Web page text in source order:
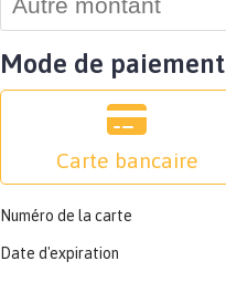
Mode de paiement
Carte bancaire
Numéro de la carte
Date d'expiration